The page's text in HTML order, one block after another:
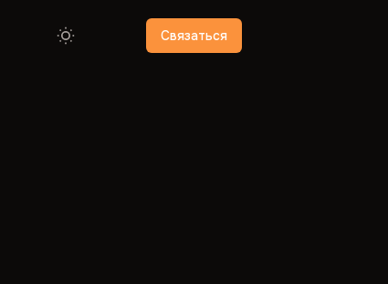
Связаться